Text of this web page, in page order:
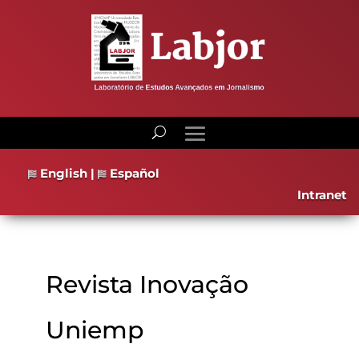
English |
Español
Intranet
Revista Inovação
Uniemp